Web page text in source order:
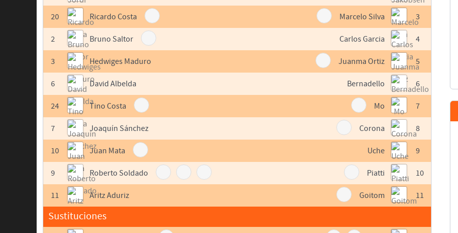
20 Ricardo Costa
2 Bruno Saltor
3 Hedwiges Maduro
6 David Albelda
24 Tino Costa
7 Joaquín Sánchez
10 Juan Mata
9 Roberto Soldado
11 Aritz Aduriz
Sustituciones
3
Marcelo Silva
4
Carlos Garcia
5
Juanma Ortiz
6
Bernadello
7
Mo
8
Corona
9
Uche
10
Piatti
11
Goitom